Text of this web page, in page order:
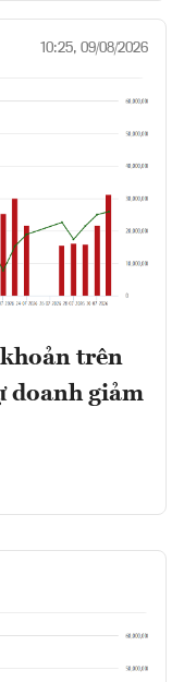
10:25, 09/08/2026
trên
doanh giảm